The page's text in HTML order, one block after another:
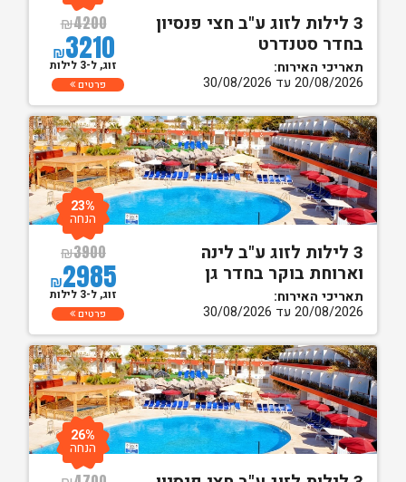
3 לילות לזוג ע"ב חצי פנסיון
בחדר סטנדרט
תאריכי האירוח:
20/08/2026 עד 30/08/2026
₪4200
₪3210
זוג, ל-3 לילות
פרטים
3 לילות לזוג ע"ב לינה
וארוחת בוקר בחדר גן
תאריכי האירוח:
20/08/2026 עד 30/08/2026
₪3900
₪2985
23%
הנחה
זוג, ל-3 לילות
פרטים
26%
הנחה